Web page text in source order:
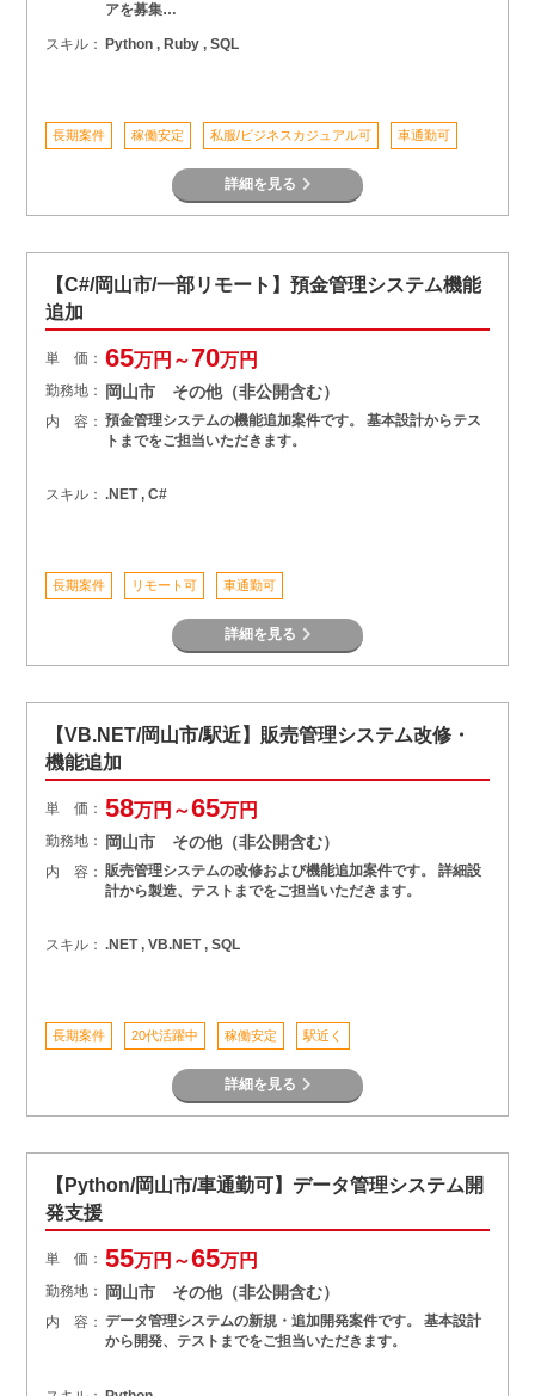
アを募集…
スキル： Python , Ruby , SQL
長期案件 稼働安定 私服/ビジネスカジュアル可 車通勤可
詳細を見る
【C#/岡山市/一部リモート】預金管理システム機能
追加
単 価： 65万円～70万円
勤務地： 岡山市 その他（非公開含む）
内 容： 預金管理システムの機能追加案件です。 基本設計からテス
トまでをご担当いただきます。
スキル： .NET , C#
長期案件 リモート可 車通勤可
詳細を見る
【VB.NET/岡山市/駅近】販売管理システム改修・
機能追加
単 価： 58万円～65万円
勤務地： 岡山市 その他（非公開含む）
内 容： 販売管理システムの改修および機能追加案件です。 詳細設
計から製造、テストまでをご担当いただきます。
スキル： .NET , VB.NET , SQL
長期案件 20代活躍中 稼働安定 駅近く
詳細を見る
【Python/岡山市/車通勤可】データ管理システム開
発支援
単 価： 55万円～65万円
勤務地： 岡山市 その他（非公開含む）
内 容： データ管理システムの新規・追加開発案件です。 基本設計
から開発、テストまでをご担当いただきます。